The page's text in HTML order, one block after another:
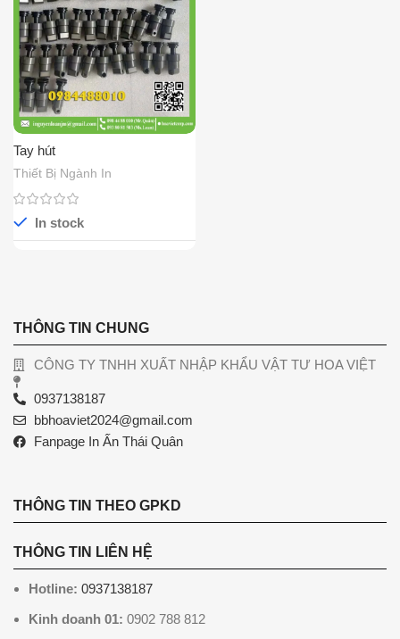
Tay hút
Thiết Bị Ngành In
In stock
THÔNG TIN CHUNG
CÔNG TY TNHH XUẤT NHẬP KHẨU VẬT TƯ HOA VIỆT
0937138187
bbhoaviet2024@gmail.com
Fanpage In Ấn Thái Quân
THÔNG TIN THEO GPKD
THÔNG TIN LIÊN HỆ
Hotline: 0937138187
Kinh doanh 01: 0902 788 812